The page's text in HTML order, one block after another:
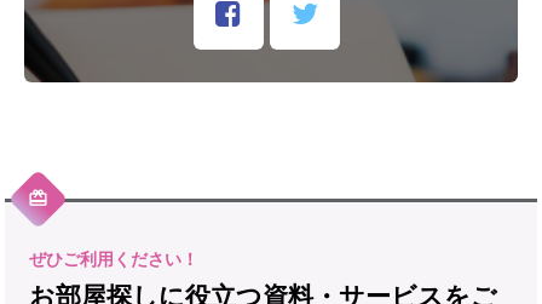
お部屋探しに役立つ資料・サービスをご